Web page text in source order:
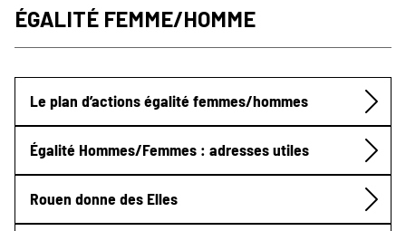
Fil
d'Ariane
Égalité Femme/Homme
Submenu
Le plan d’actions égalité femmes/hommes
Égalité Hommes/Femmes : adresses utiles
Rouen donne des Elles